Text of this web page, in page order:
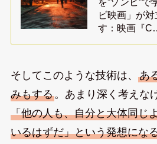
ビ映画」が
す：映画『
そしてこのような技術は、 あ
みもする。あまり深く考えな
「他の人も、自分と大体同じ
いるはずだ」という発想にな